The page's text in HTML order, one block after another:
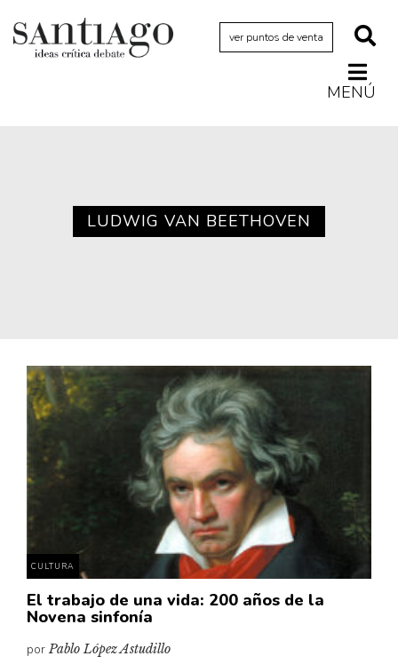
ver puntos de venta
MENÚ
Artes visuales
Cultura
Diccionario portátil de la literatura chilena
Documentos
Fragmentos
Historia
Historia material de los libros
Lagunas mentales
Libros
Libros usados
LUDWIG VAN BEETHOVEN
CULTURA
El trabajo de una vida: 200 años de la
Novena sinfonía
porPablo López Astudillo